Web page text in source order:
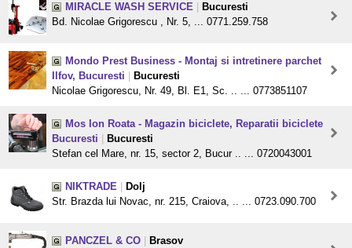
MIRACLE WASH SERVICE
Bucuresti
Bd. Nicolae Grigorescu , Nr. 5, ... 0771.259.758
Mondo Prest Business - Montaj si intretinere parchet
Ilfov, Bucuresti
Bucuresti
Nicolae Grigorescu, Nr. 49, Bl. E1, Sc. .. ... 0773851107
Mos Ion Roata - Magazin biciclete, Reparatii biciclete
Bucuresti
Bucuresti
Stefan cel Mare, nr. 15, sector 2, Bucur .. ... 0720043001
NIKTRADE
Dolj
Str. Brazda lui Novac, nr. 215, Craiova, .. ... 0723.090.700
PANCZEL & CO
Brasov